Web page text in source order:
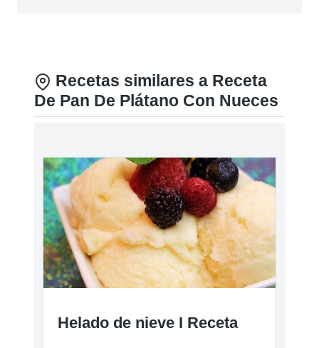
Recetas similares a Receta
De Pan De Plátano Con Nueces
Helado de nieve I Receta